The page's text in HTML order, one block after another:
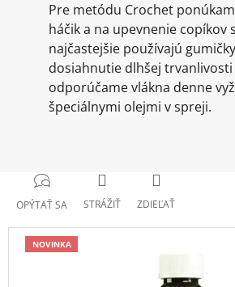
Pre metódu Crochet
háčik a na upevnenie copíkov
najčastejšie používajú
dosiahnutie dlhšej trvanlivosti
odporúčame vlákna denne
špeciálnymi olejmi v spreji.
OPÝTAŤ SA STRÁŽIŤ ZDIEĽAŤ
NOVINKA